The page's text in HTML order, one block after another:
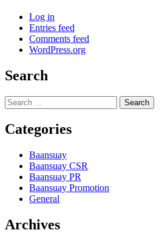
Log in
Entries feed
Comments feed
WordPress.org
Search
Search
for:
Categories
Baansuay
Baansuay CSR
Baansuay PR
Baansuay Promotion
General
Archives